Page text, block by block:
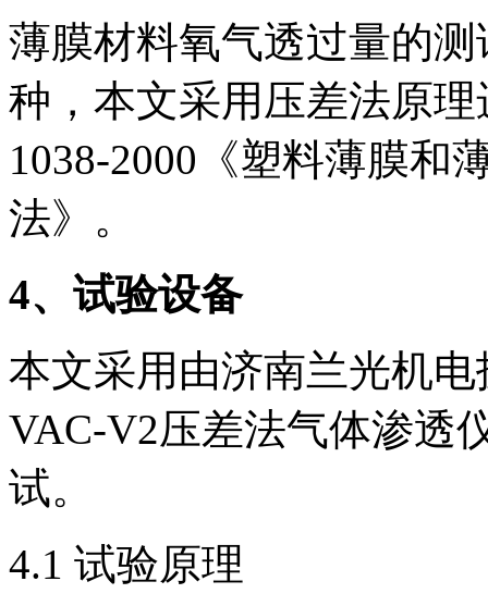
薄膜材料氧气透过量的
种，本文采用压差法原
1038-2000《塑料薄膜和
法》。
4、试验设备
本文采用由济南兰光机
VAC-V2压差法气体渗透
试。
4.1 试验原理